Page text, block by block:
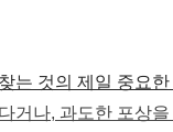
는 것의 제일 중요
거나, 과도한 포상